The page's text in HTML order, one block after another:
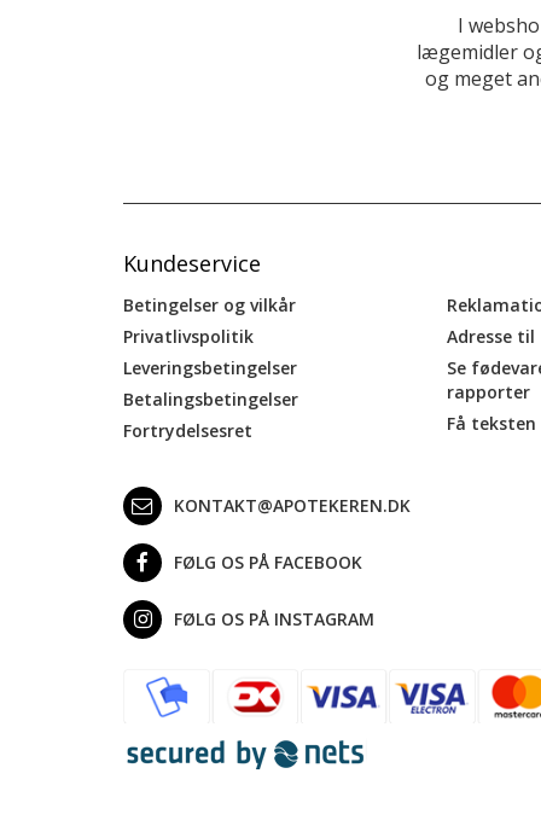
I
lægemidler
og meget
Kundeservice
Betingelser og vilkår
Privatlivspolitik
Leveringsbetingelser
Betalingsbetingelser
Fortrydelsesret
Adresse
Se
rapporter
Få
KONTAKT@APOTEKEREN.DK
FØLG OS PÅ FACEBOOK
FØLG OS PÅ INSTAGRAM